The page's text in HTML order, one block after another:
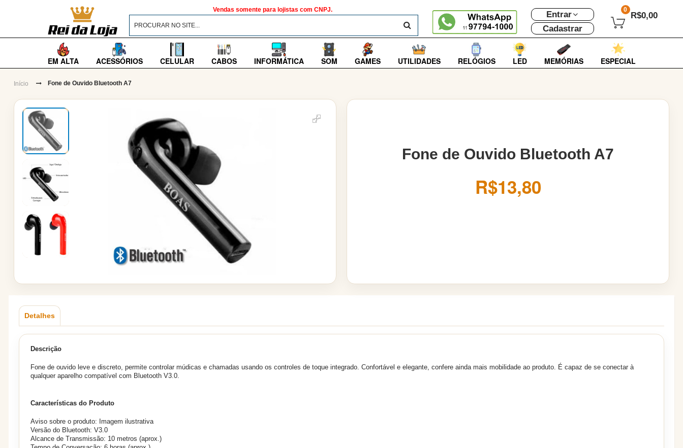
Vendas somente para lojistas com CNPJ.
BUSCAR
Entrar
Cadastrar
0
R$0,00
EM ALTA ACESSÓRIOS CELULAR CABOS INFORMÁTICA SOM GAMES UTILIDADES RELÓGIOS LED MEMÓRIAS ESPECIAL
Início Fone de Ouvido Bluetooth A7
Fone de Ouvido Bluetooth A7
R$13,80
Detalhes
Descrição
Fone de ouvido leve e discreto, permite controlar múdicas e chamadas usando os controles de toque integrado. Confortável e elegante, confere ainda mais mobilidade ao produto. É capaz de se conectar à
qualquer aparelho compatível com Bluetooth V3.0.
Características do Produto
Aviso sobre o produto: Imagem ilustrativa
Versão do Bluetooth: V3.0
Alcance de Transmissão: 10 metros (aprox.)